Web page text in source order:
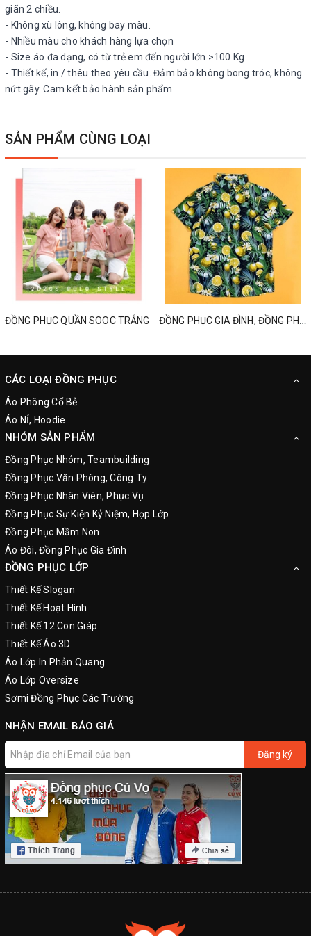
giãn 2 chiều.
- Không xù lông, không bay màu.
- Nhiều màu cho khách hàng lựa chọn
- Size áo đa dạng, có từ trẻ em đến người lớn >100 Kg
- Thiết kế, in / thêu theo yêu cầu. Đảm bảo không bong tróc, không
nứt gãy. Cam kết bảo hành sản phẩm.
SẢN PHẨM CÙNG LOẠI
ĐỒNG PHỤC QUẦN SOOC TRẮNG ĐỒNG PHỤC GIA ĐÌNH, ĐỒNG PHỤC NHÓM, ÁO SƠMI HOA LÁ DU LỊCH
CÁC LOẠI ĐỒNG PHỤC
Áo Phông Cổ Bẻ
Áo NỈ, Hoodie
NHÓM SẢN PHẨM
Đồng Phục Nhóm, Teambuilding
Đồng Phục Văn Phòng, Công Ty
Đồng Phục Nhân Viên, Phục Vụ
Đồng Phục Sự Kiện Kỷ Niệm, Họp Lớp
Đồng Phục Mầm Non
Áo Đôi, Đồng Phục Gia Đình
ĐỒNG PHỤC LỚP
Thiết Kế Slogan
Thiết Kế Hoạt Hình
Thiết Kế 12 Con Giáp
Thiết Kế Áo 3D
Áo Lớp In Phản Quang
Áo Lớp Oversize
Sơmi Đồng Phục Các Trường
NHẬN EMAIL BÁO GIÁ
Đăng ký